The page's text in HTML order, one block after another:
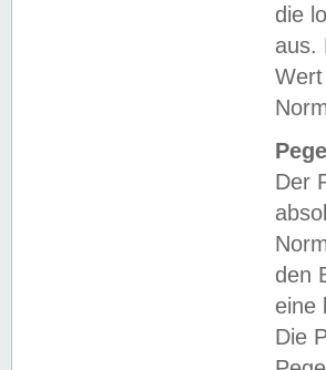
die
aus.
Der
den
eine
Die